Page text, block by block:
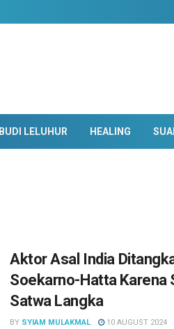
BUDI LELUHUR HEALING
Aktor Asal India
Soekarno-Hatta Karena
Satwa Langka
BY SYIAM MULAKMAL 10 AUGUST 2024